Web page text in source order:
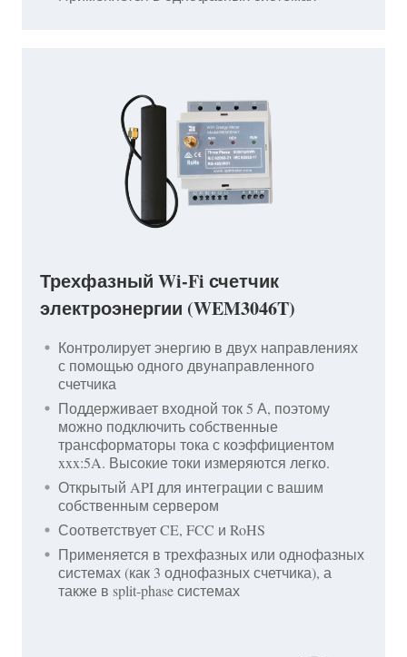
Трехфазный Wi-Fi счетчик
электроэнергии (WEM3046T)
Контролирует энергию в двух направлениях
с помощью одного двунаправленного
счетчика
Поддерживает входной ток 5 А, поэтому
можно подключить собственные
трансформаторы тока с коэффициентом
xxx:5A. Высокие токи измеряются легко.
Открытый API для интеграции с вашим
собственным сервером
Соответствует CE, FCC и RoHS
Применяется в трехфазных или однофазных
системах (как 3 однофазных счетчика), а
также в split-phase системах